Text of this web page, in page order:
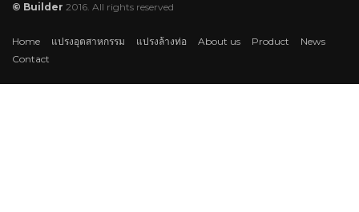
© Builder 2016. All rights reserved
Home แปรงอุตสาหกรรม แปรงล้างท่อ About us Product
News
Contact